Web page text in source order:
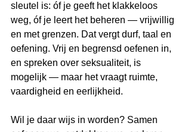
sleutel is: óf je geeft het klakkeloos
weg, óf je leert het beheren — vrijwillig
en met grenzen. Dat vergt durf, taal en
oefening. Vrij en begrensd oefenen in,
en spreken over seksualiteit, is
mogelijk — maar het vraagt ruimte,
vaardigheid en eerlijkheid.
Wil je daar wijs in worden? Samen